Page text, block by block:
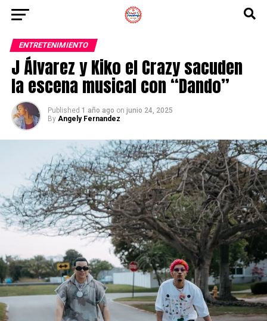
ENTRETENIMIENTO
J Álvarez y Kiko el Crazy sacuden
la escena musical con “Dando”
Published 1 año ago on junio 24, 2025
By Angely Fernandez